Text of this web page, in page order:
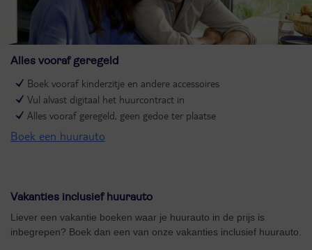
Alles vooraf geregeld
Boek vooraf kinderzitje en andere accessoires
Vul alvast digitaal het huurcontract in
Alles vooraf geregeld, geen gedoe ter plaatse
Boek een huurauto
Vakanties inclusief huurauto
Liever een vakantie boeken waar je huurauto in de prijs is
inbegrepen? Boek dan een van onze vakanties inclusief huurauto.